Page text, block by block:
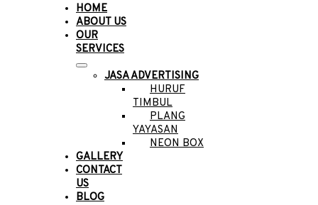
HOME
ABOUT US
OUR
SERVICES
JASA ADVERTISING
HURUF
TIMBUL
PLANG
YAYASAN
NEON BOX
GALLERY
CONTACT
US
BLOG